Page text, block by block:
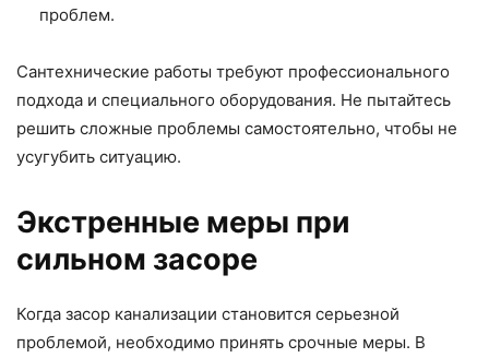
проблем.
Сантехнические работы требуют профессионального
подхода и специального оборудования. Не пытайтесь
решить сложные проблемы самостоятельно, чтобы не
усугубить ситуацию.
Экстренные меры при
сильном засоре
Когда засор канализации становится серьезной
проблемой, необходимо принять срочные меры. В